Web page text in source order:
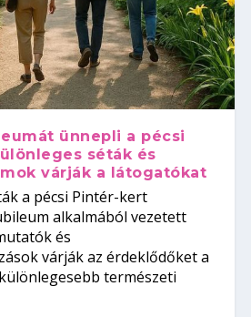
ünnepli a pécsi
séták és
várják a látogatókat
a pécsi Pintér-kert
alkalmából vezetett
és
várják az érdeklődőket a
természeti